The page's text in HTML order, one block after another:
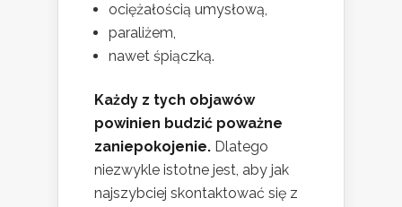
ociężałością umysłową,
paraliżem,
nawet śpiączką.
Każdy z tych objawów
powinien budzić poważne
zaniepokojenie. Dlatego
niezwykle istotne jest, aby jak
najszybciej skontaktować się z